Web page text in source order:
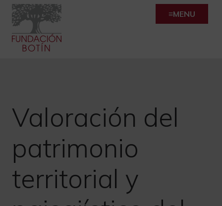
Skip
content
MENU
Valoración del
patrimonio
territorial y